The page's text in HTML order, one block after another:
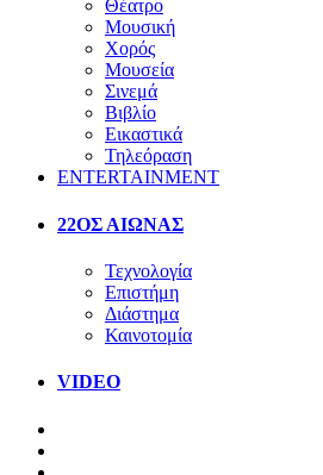
Θέατρο
Μουσική
Χορός
Μουσεία
Σινεμά
Βιβλίο
Εικαστικά
Τηλεόραση
ENTERTAINMENT
22ΟΣ ΑΙΩΝΑΣ
Τεχνολογία
Επιστήμη
Διάστημα
Καινοτομία
VIDEO